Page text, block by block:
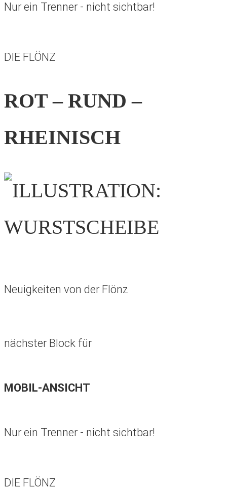
Nur ein Trenner - nicht sichtbar!
DIE FLÖNZ
ROT – RUND –
RHEINISCH
Neuigkeiten von der Flönz
nächster Block für
MOBIL-ANSICHT
Nur ein Trenner - nicht sichtbar!
DIE FLÖNZ